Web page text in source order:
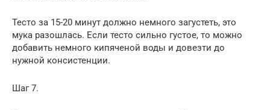
Тесто за 15-20 минут должно немного загустеть, это
мука разошлась. Если тесто сильно густое, то можно
добавить немного кипяченой воды и довезти до
нужной консистенции.
Шаг 7.